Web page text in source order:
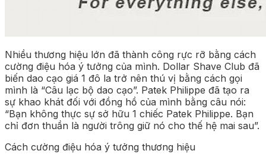
Nhiều thương hiệu lớn đã thành công rực rỡ bằng cách
cường điệu hóa ý tưởng của mình. Dollar Shave Club đã
biến dao cạo giá 1 đô la trở nên thú vị bằng cách gọi
mình là “Câu lạc bộ dao cạo”. Patek Philippe đã tạo ra
sự khao khát đối với đồng hồ của mình bằng câu nói:
“Bạn không thực sự sở hữu 1 chiếc Patek Philippe. Bạn
chỉ đơn thuần là người trông giữ nó cho thế hệ mai sau”.
Cách cường điệu hóa ý tưởng thương hiệu